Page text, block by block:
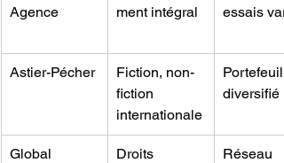
Agence
ment intégral
essais
Astier-Pécher
Fiction, non-
fiction
internationale
diversifié
Global
Droits
Réseau